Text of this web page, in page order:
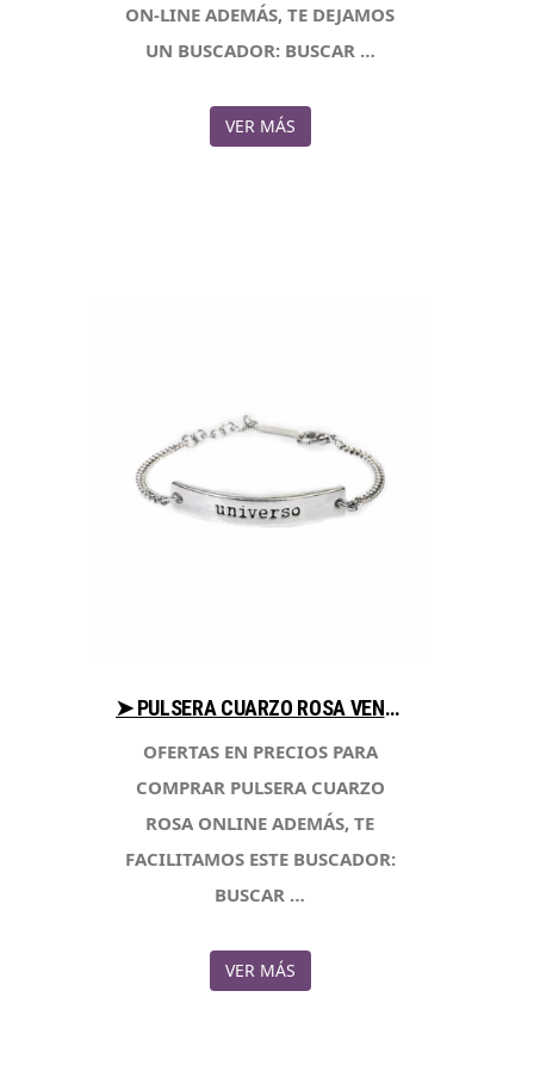
ON-LINE ADEMÁS, TE DEJAMOS
UN BUSCADOR: BUSCAR …
VER MÁS
➤ PULSERA CUARZO ROSA VENTAJAS AL COMPRAR CON LIBRERIAESOTERICA.NET
OFERTAS EN PRECIOS PARA
COMPRAR PULSERA CUARZO
ROSA ONLINE ADEMÁS, TE
FACILITAMOS ESTE BUSCADOR:
BUSCAR …
VER MÁS